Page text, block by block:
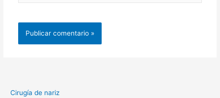
Cirugía de nariz